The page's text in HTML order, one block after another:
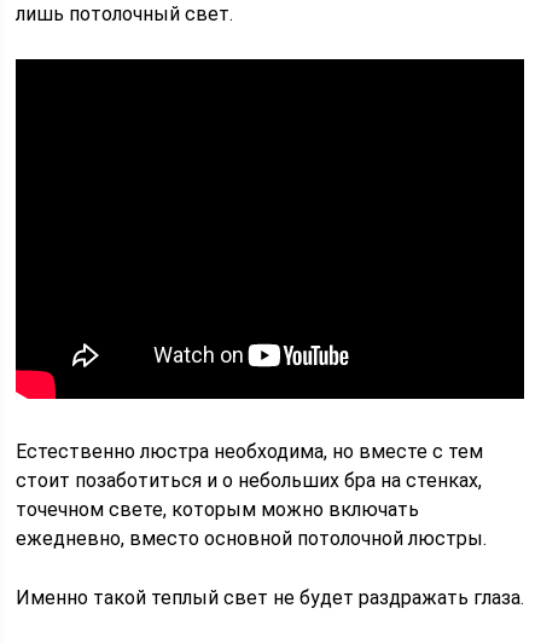
лишь потолочный свет.
Естественно люстра необходима, но вместе с тем
стоит позаботиться и о небольших бра на стенках,
точечном свете, которым можно включать
ежедневно, вместо основной потолочной люстры.
Именно такой теплый свет не будет раздражать глаза.